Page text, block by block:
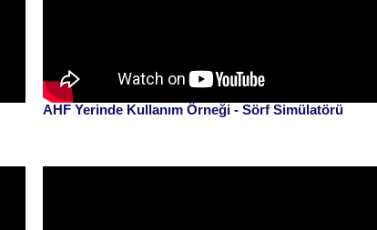
AHF Yerinde Kullanım Örneği - Sörf Simülatörü